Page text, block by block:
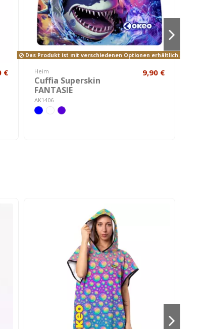
€
Das Produkt ist mit verschiedenen Optionen erhältlich.
Heim
Cuffia Superskin
FANTASIE
AK1406
9,90 €